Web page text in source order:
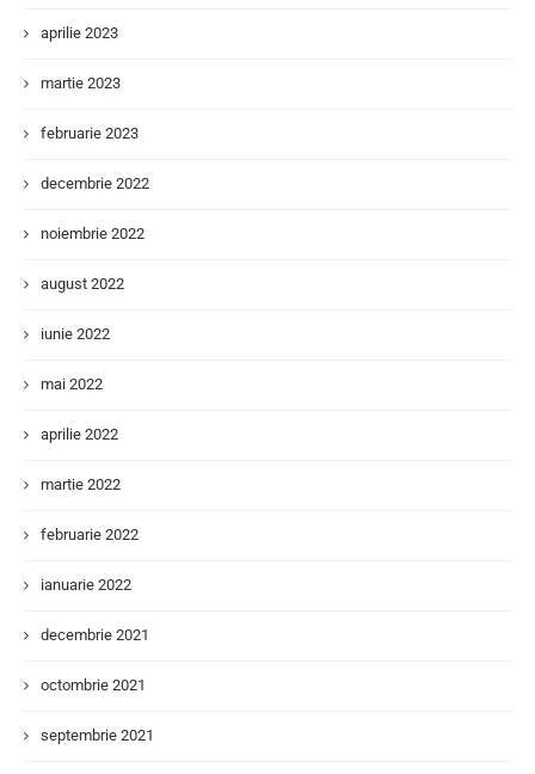
aprilie 2023
martie 2023
februarie 2023
decembrie 2022
noiembrie 2022
august 2022
iunie 2022
mai 2022
aprilie 2022
martie 2022
februarie 2022
ianuarie 2022
decembrie 2021
octombrie 2021
septembrie 2021